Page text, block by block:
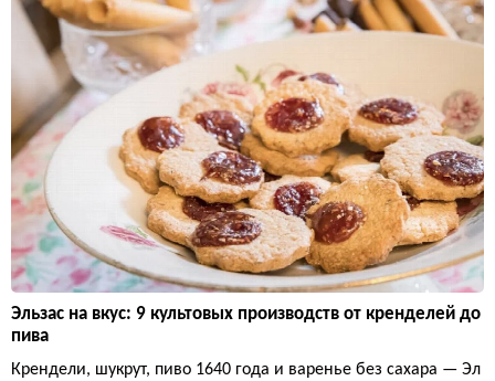
Эльзас на вкус: 9 культовых производств от кренделей до
пива
Крендели, шукрут, пиво 1640 года и варенье без сахара — Эл